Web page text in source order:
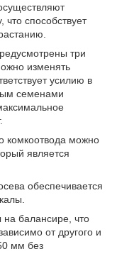
способствует
три
изменять
усилию в
семенами
комкоотвода можно
является
обеспечивается
балансире, что
от другого и
мм без